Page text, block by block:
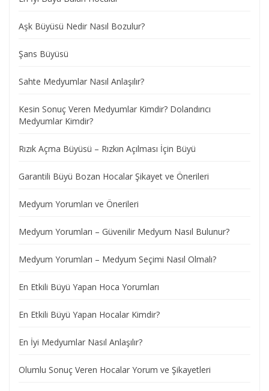
Aşk Büyüsü Nedir Nasıl Bozulur?
Şans Büyüsü
Sahte Medyumlar Nasıl Anlaşılır?
Kesin Sonuç Veren Medyumlar Kimdir? Dolandırıcı
Medyumlar Kimdir?
Rızık Açma Büyüsü – Rızkın Açılması İçin Büyü
Garantili Büyü Bozan Hocalar Şikayet ve Önerileri
Medyum Yorumları ve Önerileri
Medyum Yorumları – Güvenilir Medyum Nasıl Bulunur?
Medyum Yorumları – Medyum Seçimi Nasıl Olmalı?
En Etkili Büyü Yapan Hoca Yorumları
En Etkili Büyü Yapan Hocalar Kimdir?
En İyi Medyumlar Nasıl Anlaşılır?
Olumlu Sonuç Veren Hocalar Yorum ve Şikayetleri